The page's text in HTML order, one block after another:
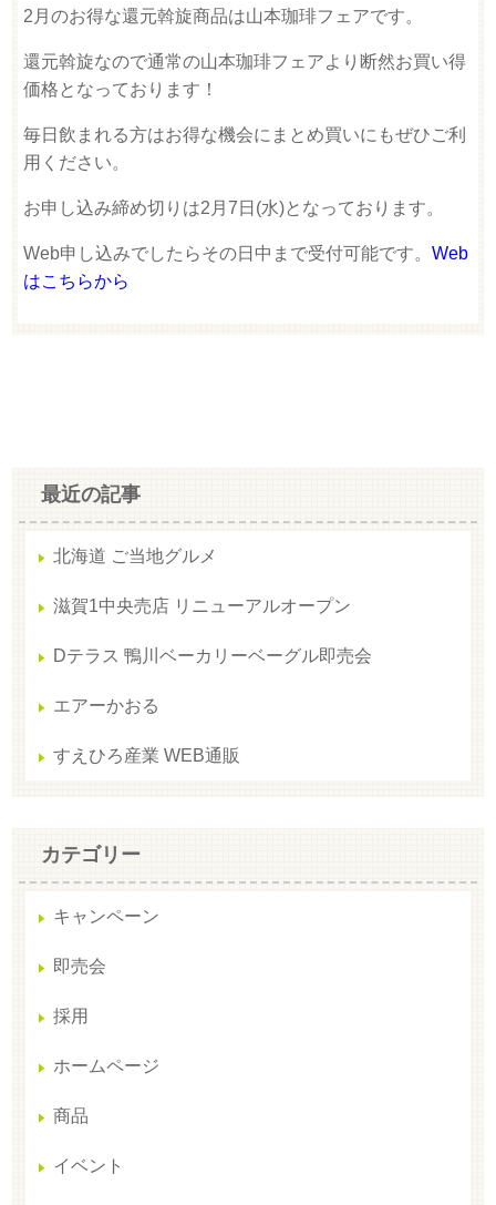
2月のお得な還元斡旋商品は山本珈琲フェアです。
還元斡旋なので通常の山本珈琲フェアより断然お買い得
価格となっております！
毎日飲まれる方はお得な機会にまとめ買いにもぜひご利
用ください。
お申し込み締め切りは2月7日(水)となっております。
Web申し込みでしたらその日中まで受付可能です。Web
はこちらから
最近の記事
北海道 ご当地グルメ
滋賀1中央売店 リニューアルオープン
Dテラス 鴨川ベーカリーベーグル即売会
エアーかおる
すえひろ産業 WEB通販
カテゴリー
キャンペーン
即売会
採用
ホームページ
商品
イベント